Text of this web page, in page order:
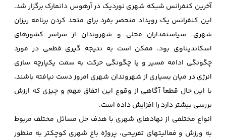
آخرین کنفرانس شبکه شهری نوردیک در آرهوس دانمارک برگزار شد.
این کنفرانس یک رویداد منحصر بفرد برای متحد کردن برنامه ریزان
شهری، سیاستمداران محلی و شهروندان از سراسر کشورهای
اسکاندیناوی بود. ممکن است به نتیجه گیری قطعی در مورد
چگونگی ادامه مسیر و یا چگونگی حرکت به سمت یکپارچه سازی
انرژی در میان بسیاری از شهروندان شهری امروز دست نیافته باشند،
با این حال قطعاً آگاهی از وقوع این اتفاق مهم و چیزی که ارزش
بررسی بیشتر دارد را افزایش داده است.
انواع مختلفی از نهادهای شهری با هدف حل مسائل مختلف مربوط
به ورزش و فعالیتهای تفریحی، پروژه باغ شهری کوچکتر به منظور